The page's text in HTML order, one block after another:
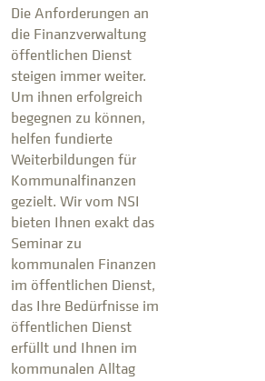
Die Anforderungen an
die Finanzverwaltung
öffentlichen Dienst
steigen immer weiter.
Um ihnen erfolgreich
begegnen zu können,
helfen fundierte
Weiterbildungen für
Kommunalfinanzen
gezielt. Wir vom NSI
bieten Ihnen exakt das
Seminar zu
kommunalen Finanzen
im öffentlichen Dienst,
das Ihre Bedürfnisse im
öffentlichen Dienst
erfüllt und Ihnen im
kommunalen Alltag